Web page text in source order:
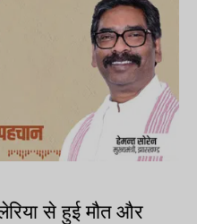
से हुई मौत और